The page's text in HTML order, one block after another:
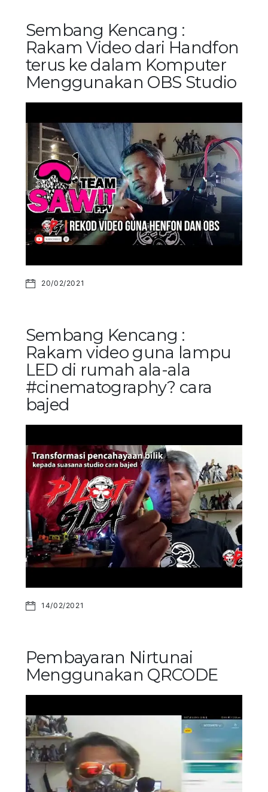
Sembang Kencang :
Rakam Video dari Handfon
terus ke dalam Komputer
Menggunakan OBS Studio
20/02/2021
Sembang Kencang :
Rakam video guna lampu
LED di rumah ala-ala
#cinematography? cara
bajed
14/02/2021
Pembayaran Nirtunai
Menggunakan QRCODE